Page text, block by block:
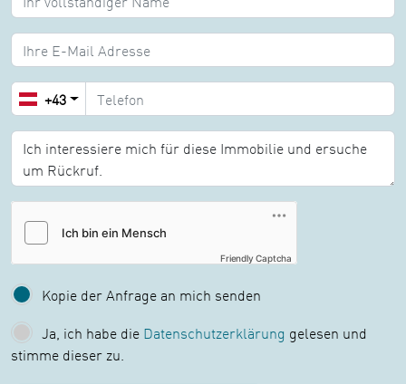
E-Mail:
+43
Nachricht:
Friendly Captcha
Kopie der Anfrage an mich senden
Ja, ich habe die Datenschutzerklärung gelesen und
stimme dieser zu.